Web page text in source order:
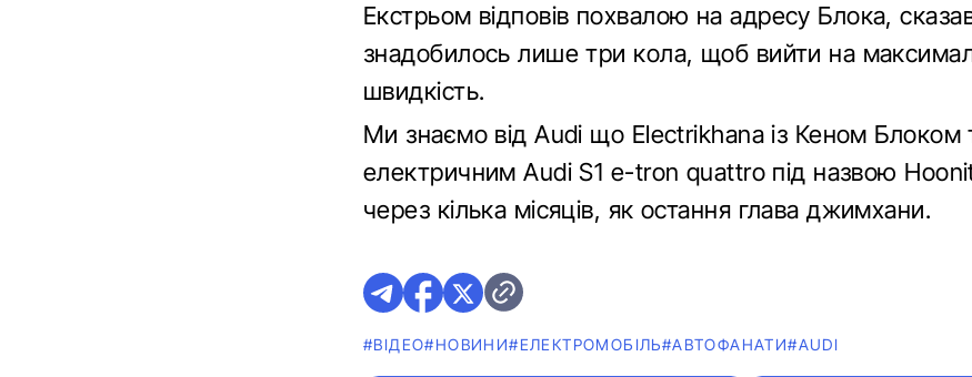
Екстрьом відповів похвалою на адресу Блока,
знадобилось лише три кола, щоб вийти на
швидкість.
Ми знаємо від Audi що Electrikhana із Кеном Блоком
електричним Audi S1 ​​e-tron quattro під назвою
через кілька місяців, як остання глава джимхани.
#ВІДЕО#НОВИНИ#ЕЛЕКТРОМОБІЛЬ#АВТОФАНАТИ#AUDI